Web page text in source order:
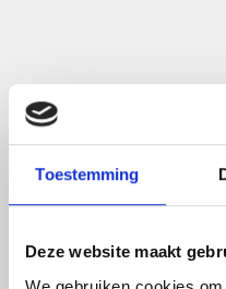
Toestemming
Deze website maakt
Vinken